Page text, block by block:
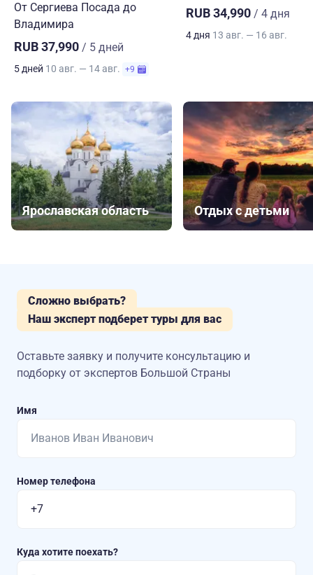
От Сергиева Посада до
Владимира
RUB 37,990 / 5 дней
5 дней 10 авг. — 14 авг. +9
RUB 34,990 / 4 дня
4 дня 13 авг. — 16 авг.
Ярославская область Отдых с детьми
Сложно выбрать?
Наш эксперт подберет туры для вас
Оставьте заявку и получите консультацию и
подборку от экспертов Большой Страны
Имя
Номер телефона
Куда хотите поехать?